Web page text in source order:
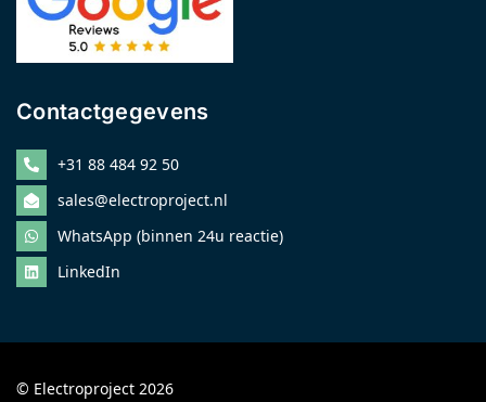
Contactgegevens
+31 88 484 92 50
sales@electroproject.nl
WhatsApp (binnen 24u reactie)
LinkedIn
© Electroproject 2026